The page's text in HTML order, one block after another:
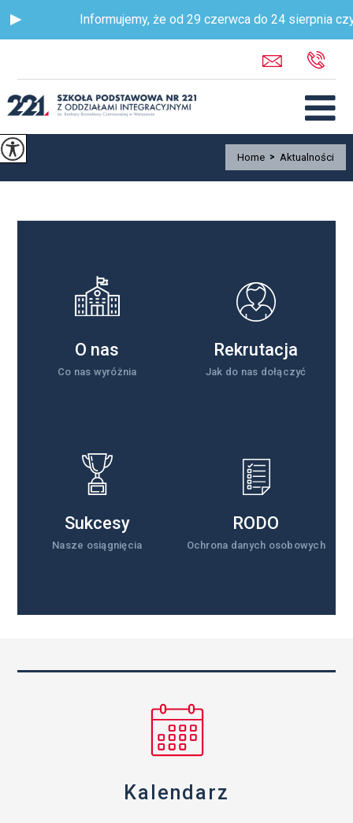
Informujemy, że od 29 czerwca do 24 sierpnia
Home > Aktualności
O nas
Co nas wyróżnia
Rekrutacja
Jak do nas dołączyć
Sukcesy
Nasze osiągnięcia
RODO
Ochrona danych osobowych
Kalendarz